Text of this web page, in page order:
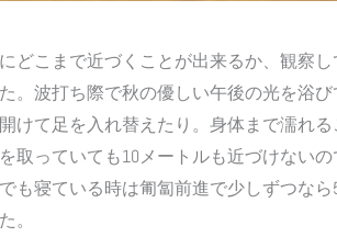
どこまで近づくことが出来るか、観察
。波打ち際で秋の優しい午後の光を浴
けて足を入れ替えたり。身体まで濡れ
取っていても10メートルも近づけない
も寝ている時は匍匐前進で少しずつな
。